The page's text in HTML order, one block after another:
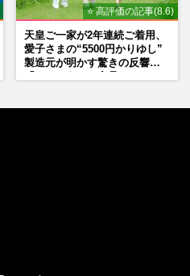
⭐ 高評価の記事(8.6)
天皇ご一家が2年連続ご着用、
愛子さまの“5500円かりゆし”
製造元が明かす驚きの反響